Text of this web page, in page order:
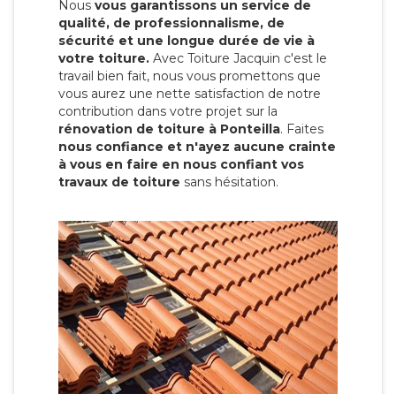
Nous vous garantissons un service de
qualité, de professionnalisme, de
sécurité et une longue durée de vie à
votre toiture. Avec Toiture Jacquin c'est le
travail bien fait, nous vous promettons que
vous aurez une nette satisfaction de notre
contribution dans votre projet sur la
rénovation de toiture à Ponteilla. Faites
nous confiance et n'ayez aucune crainte
à vous en faire en nous confiant vos
travaux de toiture sans hésitation.